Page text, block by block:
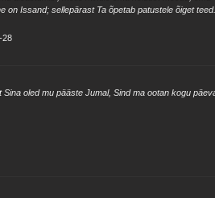
on Issand; sellepärast Ta õpetab patustele õiget
28
oled mu pääste Jumal, Sind ma ootan kogu